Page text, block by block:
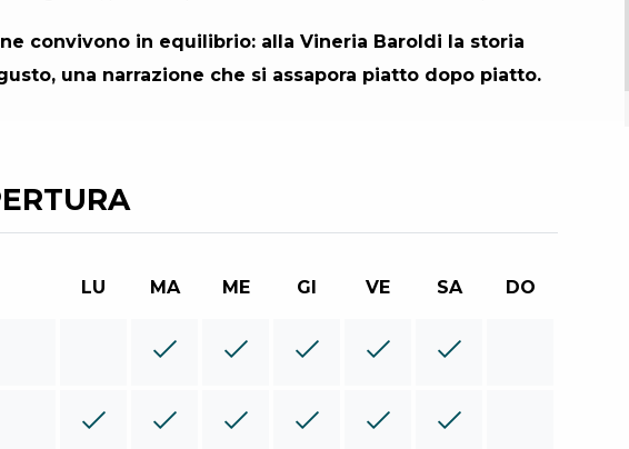
convivono in equilibrio: alla Vineria Baroldi la storia
una narrazione che si assapora piatto dopo piatto.
LU MA ME GI VE SA DO